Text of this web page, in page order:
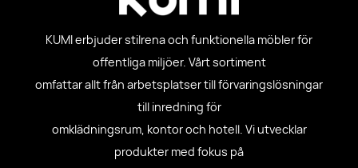
KUMI erbjuder stilrena och funktionella möbler för
offentliga miljöer. Vårt sortiment
omfattar allt från arbetsplatser till förvaringslösningar
till inredning för
omklädningsrum, kontor och hotell. Vi utvecklar
produkter med fokus på